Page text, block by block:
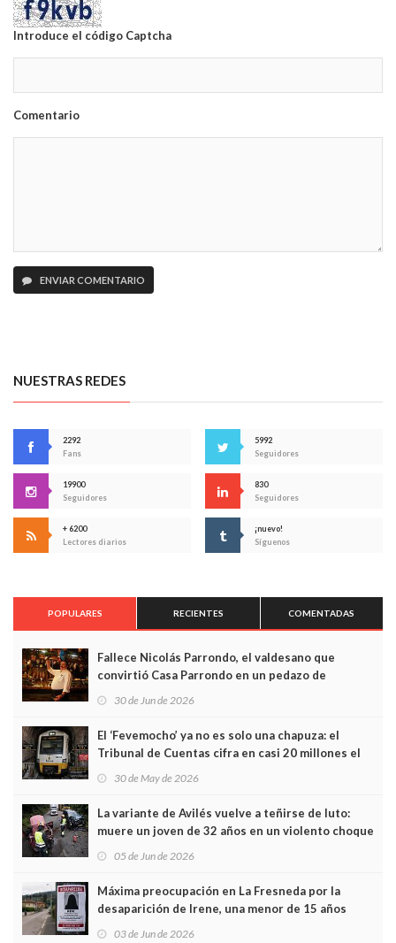
Introduce el código Captcha
Comentario
ENVIAR COMENTARIO
NUESTRAS REDES
2292
Fans
5992
Seguidores
19900
Seguidores
830
Seguidores
+ 6200
Lectores diarios
¡nuevo!
Síguenos
POPULARES RECIENTES COMENTADAS
Fallece Nicolás Parrondo, el valdesano que
convirtió Casa Parrondo en un pedazo de
Asturias en Madrid
30 de Jun de 2026
El ‘Fevemocho’ ya no es solo una chapuza: el
Tribunal de Cuentas cifra en casi 20 millones el
sobrecoste de los trenes que no cabían por los
30 de May de 2026
La variante de Avilés vuelve a teñirse de luto:
muere un joven de 32 años en un violento choque
frontal
05 de Jun de 2026
Máxima preocupación en La Fresneda por la
desaparición de Irene, una menor de 15 años
03 de Jun de 2026